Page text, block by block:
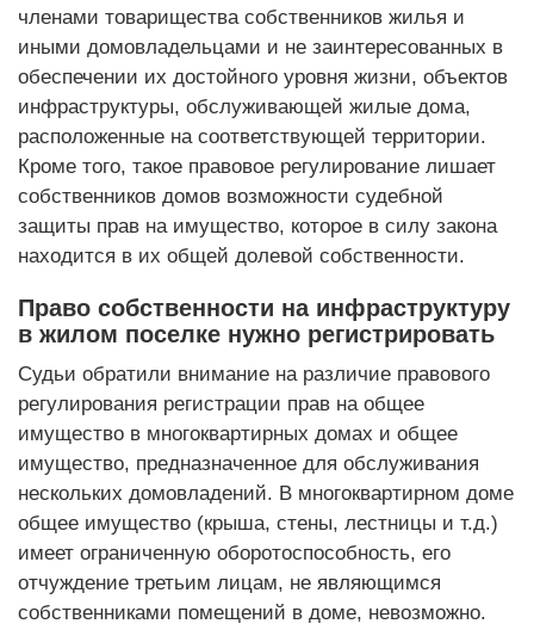
членами товарищества собственников жилья и
иными домовладельцами и не заинтересованных в
обеспечении их достойного уровня жизни, объектов
инфраструктуры, обслуживающей жилые дома,
расположенные на соответствующей территории.
Кроме того, такое правовое регулирование лишает
собственников домов возможности судебной
защиты прав на имущество, которое в силу закона
находится в их общей долевой собственности.
Право собственности на инфраструктуру
в жилом поселке нужно регистрировать
Судьи обратили внимание на различие правового
регулирования регистрации прав на общее
имущество в многоквартирных домах и общее
имущество, предназначенное для обслуживания
нескольких домовладений. В многоквартирном доме
общее имущество (крыша, стены, лестницы и т.д.)
имеет ограниченную оборотоспособность, его
отчуждение третьим лицам, не являющимся
собственниками помещений в доме, невозможно.